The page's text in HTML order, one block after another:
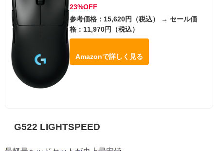
23%OFF
参考価格：15,620円（税込） → セール価
格：11,970円（税込）
Amazonで詳しく見る
G522 LIGHTSPEED